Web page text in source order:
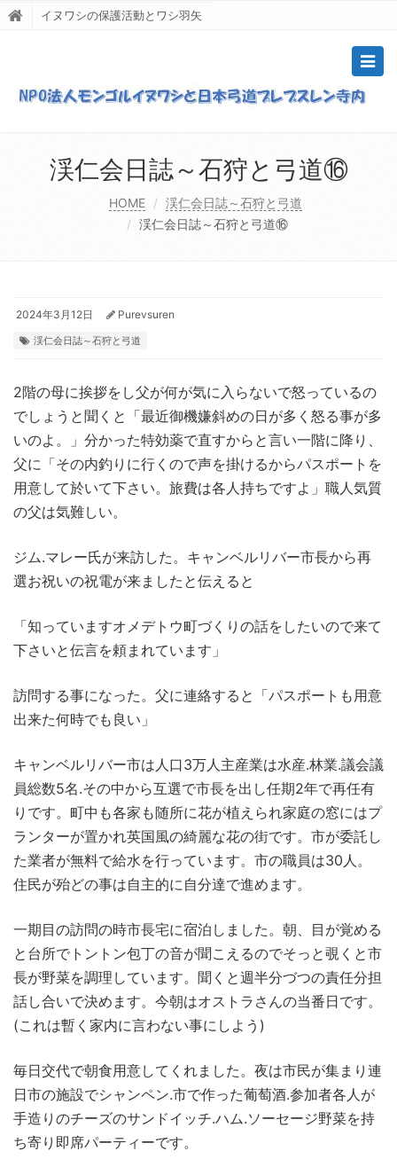
イヌワシの保護活動とワシ羽矢
渓仁会日誌～石狩と弓道⑯
HOME
渓仁会日誌～石狩と弓道
渓仁会日誌～石狩と弓道⑯
2024年3月12日 Purevsuren
渓仁会日誌～石狩と弓道
2階の母に挨拶をし父が何が気に入らないで怒っているの
でしょうと聞くと「最近御機嫌斜めの日が多く怒る事が多
いのよ。」分かった特効薬で直すからと言い一階に降り、
父に「その内釣りに行くので声を掛けるからパスポートを
用意して於いて下さい。旅費は各人持ちですよ」職人気質
の父は気難しい。
ジム.マレー氏が来訪した。キャンベルリバー市長から再
選お祝いの祝電が来ましたと伝えると
「知っていますオメデトウ町づくりの話をしたいので来て
下さいと伝言を頼まれています」
訪問する事になった。父に連絡すると「パスポートも用意
出来た何時でも良い」
キャンベルリバー市は人口3万人主産業は水産.林業.議会議
員総数5名.その中から互選で市長を出し任期2年で再任有
りです。町中も各家も随所に花が植えられ家庭の窓にはプ
ランターが置かれ英国風の綺麗な花の街です。市が委託し
た業者が無料で給水を行っています。市の職員は30人。
住民が殆どの事は自主的に自分達で進めます。
一期目の訪問の時市長宅に宿泊しました。朝、目が覚める
と台所でトントン包丁の音が聞こえるのでそっと覗くと市
長が野菜を調理しています。聞くと週半分づつの責任分担
話し合いで決めます。今朝はオストラさんの当番日です。
(これは暫く家内に言わない事にしよう)
毎日交代で朝食用意してくれました。夜は市民が集まり連
日市の施設でシャンペン.市で作った葡萄酒.参加者各人が
手造りのチーズのサンドイッチ.ハム.ソーセージ野菜を持
ち寄り即席パーティーです。